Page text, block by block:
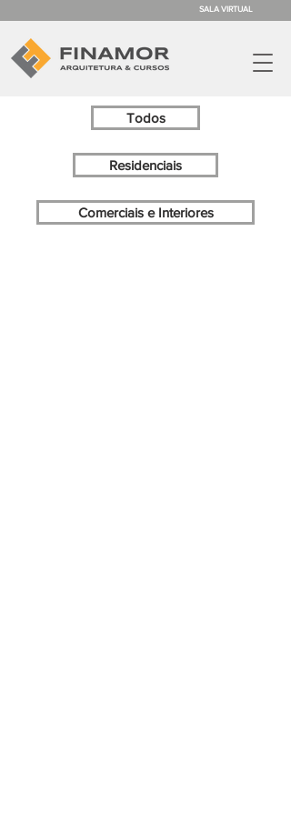
SALA VIRTUAL
Todos
Residenciais
Comerciais e Interiores